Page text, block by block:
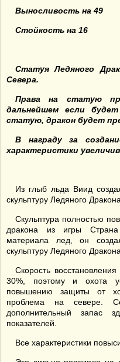
Выносливость на 49
Стойкость на 16
Статуя Ледяного
Севера.
Права на статую
дальнейшем если
статую, дракон будет
В награду за
характеристики
Из глыб льда Виид
скульптуру Ледяного Дракона.
Скульптура полностью
дракона из игры
материала лед, он
скульптуру Ледяного Дракона.
Скорость
30%, поэтому и охота
повышению защиты от
проблема на севере.
дополнительный запас
показателей.
Все характеристики